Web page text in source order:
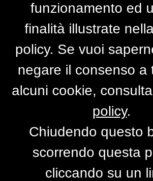
Per accedere alla versione
clicca qui
funzionamento ed
finalità illustrate
policy. Se vuoi
negare il consenso a
alcuni cookie,
policy.
Chiudendo questo
scorrendo questa
cliccando su un